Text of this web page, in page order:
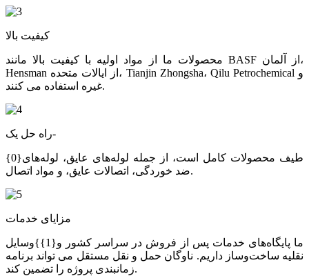
کیفیت بالا
محصولات ما از مواد اولیه با کیفیت بالا مانند BASF از آلمان،
Hensman از ایالات متحده، Tianjin Zhongsha، Qilu Petrochemical و
غیره استفاده می کنند.
راه حل یک-
طیف محصولات کامل است، از جمله لوله‌های عایق، لوله‌های{0}
ضد خوردگی، اتصالات عایق، و مواد اتصال.
مزایای خدمات
ما پایگاه‌های خدمات پس از فروش در سراسر کشور و{1}}وسایل
نقلیه ساخت‌وساز داریم. ناوگان حمل و نقل مستقل می تواند برنامه
زمانبندی پروژه را تضمین کند.